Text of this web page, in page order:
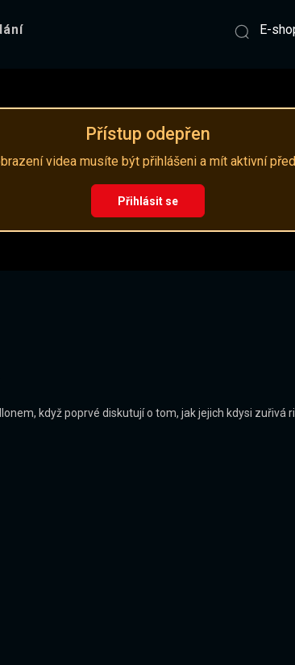
E-
Přístup odepřen
videa musíte být přihlášeni a mít aktivní
Přihlásit se
když poprvé diskutují o tom, jak jejich kdysi zuřivá